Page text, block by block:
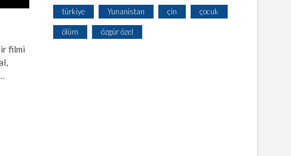
filmi
türkiye Yunanistan çin çocuk
ölüm özgür özel